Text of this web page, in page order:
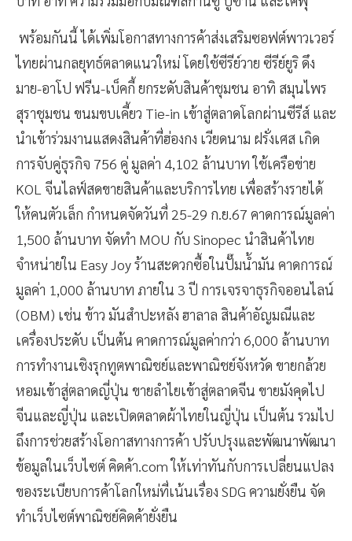
พร้อมกันนี้ ได้เพิ่มโอกาสทางการค้าส่งเสริมซอฟต์พาวเวอร์
ไทยผ่านกลยุทธ์ตลาดแนวใหม่ โดยใช้ซีรีย์วาย ซีรีย์ยูริ ดึง
มาย-อาโป ฟรีน-เบ็คกี้ ยกระดับสินค้าชุมชน อาทิ สมุนไพร
สุราชุมชน ขนมขบเคี้ยว Tie-in เข้าสู่ตลาดโลกผ่านซีรีส์ และ
นำเข้าร่วมงานแสดงสินค้าที่ฮ่องกง เวียดนาม ฝรั่งเศส เกิด
การจับคู่ธุรกิจ 756 คู่ มูลค่า 4,102 ล้านบาท ใช้เครือข่าย
KOL จีนไลฟ์สดขายสินค้าและบริการไทย เพื่อสร้างรายได้
ให้คนตัวเล็ก กำหนดจัดวันที่ 25-29 ก.ย.67 คาดการณ์มูลค่า
1,500 ล้านบาท จัดทำ MOU กับ Sinopec นำสินค้าไทย
จำหน่ายใน Easy Joy ร้านสะดวกซื้อในปั๊มน้ำมัน คาดการณ์
มูลค่า 1,000 ล้านบาท ภายใน 3 ปี การเจรจาธุรกิจออนไลน์
(OBM) เช่น ข้าว มันสำปะหลัง ฮาลาล สินค้าอัญมณีและ
เครื่องประดับ เป็นต้น คาดการณ์มูลค่ากว่า 6,000 ล้านบาท
การทำงานเชิงรุกทูตพาณิชย์และพาณิชย์จังหวัด ขายกล้วย
หอมเข้าสู่ตลาดญี่ปุ่น ขายลำไยเข้าสู่ตลาดจีน ขายมังคุดไป
จีนและญี่ปุ่น และเปิดตลาดผ้าไทยในญี่ปุ่น เป็นต้น รวมไป
ถึงการช่วยสร้างโอกาสทางการค้า ปรับปรุงและพัฒนาพัฒนา
ข้อมูลในเว็บไซต์ คิดค้า.com ให้เท่าทันกับการเปลี่ยนแปลง
ของระเบียบการค้าโลกใหม่ที่เน้นเรื่อง SDG ความยั่งยืน จัด
ทำเว็บไซต์พาณิชย์คิดค้ายั่งยืน